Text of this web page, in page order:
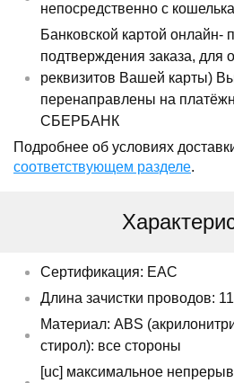
непосредственно с
Банковской картой онлайн-
подтверждения заказа, для
реквизитов Вашей карты)
перенаправлены на
СБЕРБАНК
Подробнее об условиях
соответствующем разделе.
Сертификация: EAC
Длина зачистки проводов:
Материал: ABS
стирол): все стороны
[uc] максимальное